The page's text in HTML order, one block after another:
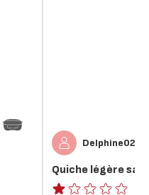
Delphine02
Quiche légère